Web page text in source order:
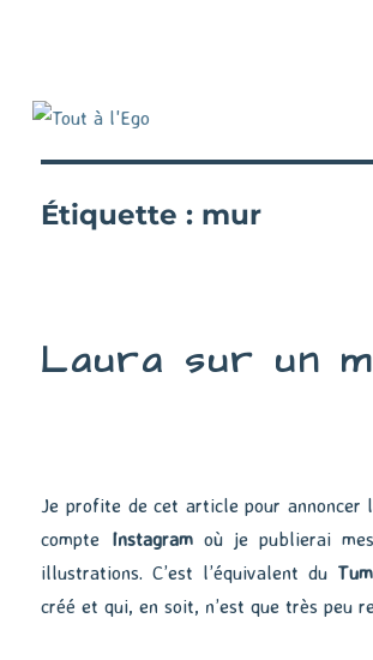
Étiquette : mur
Laura sur un
Je profite de cet article pour annoncer
compte Instagramoù je publierai
illustrations. C’est l’équivalent du
créé et qui, en soit, n’est que très peu